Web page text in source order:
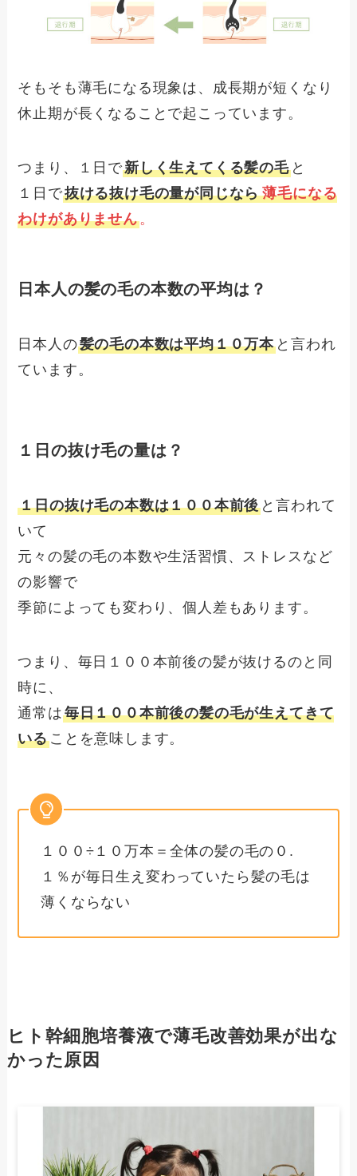
そもそも薄毛になる現象は、成長期が短くなり
休止期が長くなることで起こっています。
つまり、１日で新しく生えてくる髪の毛と
１日で抜ける抜け毛の量が同じなら 薄毛になる
わけがありません。
日本人の髪の毛の本数の平均は？
日本人の髪の毛の本数は平均１０万本 と言われ
ています。
１日の抜け毛の量は？
１日の抜け毛の本数は１００本前後 と言われて
いて
元々の髪の毛の本数や生活習慣、ストレスなど
の影響で
季節によっても変わり、個人差もあります。
つまり、毎日１００本前後の髪が抜けるのと同
時に、
通常は毎日１００本前後の髪の毛が生えてきて
いることを意味します。
１００÷１０万本＝全体の髪の毛の０.
１％が毎日生え変わっていたら髪の毛は
薄くならない
ヒト幹細胞培養液で薄毛改善効果が出な
かった原因